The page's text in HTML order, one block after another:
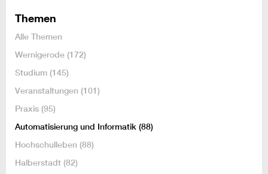
Themen
Alle Themen
Wernigerode (172)
Studium (145)
Veranstaltungen (101)
Praxis (95)
Automatisierung und Informatik (88)
Hochschulleben (88)
Halberstadt (82)